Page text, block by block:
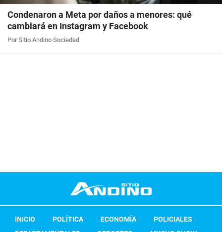
Condenaron a Meta por daños a menores: qué
cambiará en Instagram y Facebook
Por Sitio Andino Sociedad
INICIO POLÍTICA ECONOMÍA
POLICIALES